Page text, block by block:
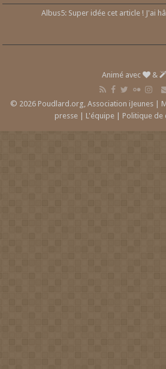
Albus5: Super idée cet article ! J'ai
Animé avec &
© 2026 Poudlard.org, Association iJeunes |
presse
L'équipe Politique